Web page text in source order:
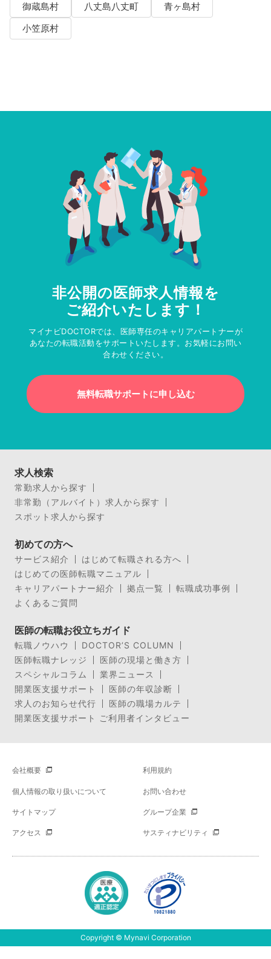
御蔵島村
八丈島八丈町
青ヶ島村
小笠原村
非公開の医師求人情報を
ご紹介いたします！
マイナビDOCTORでは、医師専任のキャリアパートナーが
あなたの転職活動をサポートいたします。お気軽にお問い
合わせください。
無料転職サポートに申し込む
求人検索
常勤求人から探す
非常勤（アルバイト）求人から探す
スポット求人から探す
初めての方へ
サービス紹介
はじめて転職される方へ
はじめての医師転職マニュアル
キャリアパートナー紹介
拠点一覧
転職成功事例
よくあるご質問
医師の転職お役立ちガイド
転職ノウハウ
DOCTOR’S COLUMN
医師転職ナレッジ
医師の現場と働き方
スペシャルコラム
業界ニュース
開業医支援サポート
医師の年収診断
求人のお知らせ代行
医師の職場カルテ
開業医支援サポート ご利用者インタビュー
会社概要 利用規約
個人情報の取り扱いについて お問い合わせ
サイトマップ グループ企業
アクセス サスティナビリティ
Copyright © Mynavi Corporation